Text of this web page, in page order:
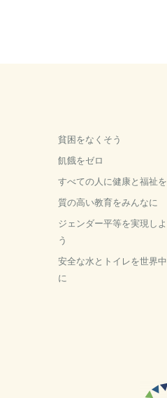
貧困をなくそう
飢餓をゼロ
すべての人に健康と福祉を
質の高い教育をみんなに
ジェンダー平等を実現しよ
う
安全な水とトイレを世界中
に